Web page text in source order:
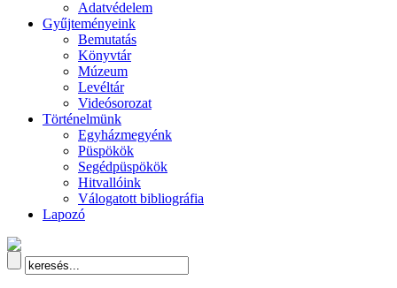
Adatvédelem
Gyűjteményeink
Bemutatás
Könyvtár
Múzeum
Levéltár
Videósorozat
Történelmünk
Egyházmegyénk
Püspökök
Segédpüspökök
Hitvallóink
Válogatott bibliográfia
Lapozó